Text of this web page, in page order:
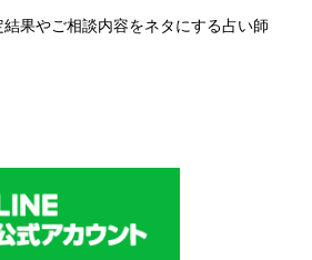
結果やご相談内容をネタにする占い師